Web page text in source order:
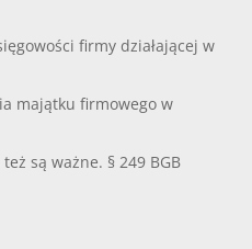
firmy działającej w
majątku firmowego w
są ważne. § 249 BGB